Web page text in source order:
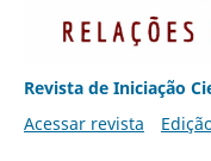
Revista de Iniciação
Acessar revista